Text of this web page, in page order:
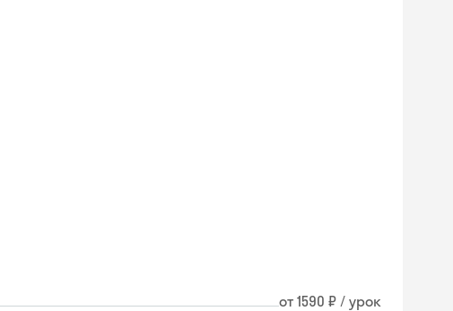
от 1590 ₽ / урок